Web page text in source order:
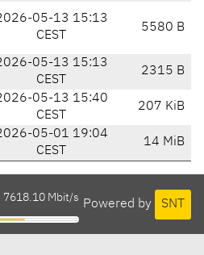
05-13 15:13
CEST
5580 B
05-13 15:13
CEST
2315 B
05-13 15:40
CEST
207 KiB
05-01 19:04
CEST
14 MiB
Powered by SNT
7618.10 Mbit/s